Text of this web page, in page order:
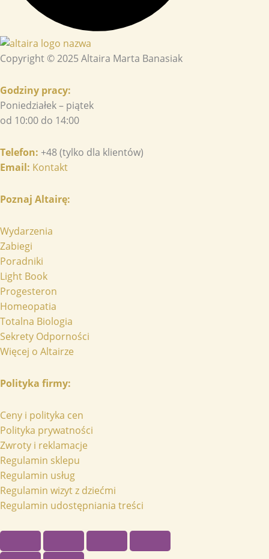
Copyright © 2025 Altaira Marta Banasiak
Godziny pracy:
Poniedziałek – piątek
od 10:00 do 14:00
Telefon: +48 (tylko dla klientów)
Email: Kontakt
Poznaj Altairę:
Wydarzenia
Zabiegi
Poradniki
Light Book
Progesteron
Homeopatia
Totalna Biologia
Sekrety Odporności
Więcej o Altairze
Polityka firmy:
Ceny i polityka cen
Polityka prywatności
Zwroty i reklamacje
Regulamin sklepu
Regulamin usług
Regulamin wizyt z dziećmi
Regulamin udostępniania treści